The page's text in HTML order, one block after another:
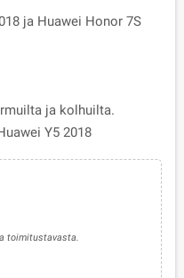
ja Huawei Honor 7S
ja kolhuilta.
Y5 2018
toimitustavasta.